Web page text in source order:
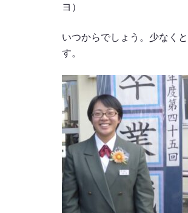
ヨ）
いつからでしょう。少なく
す。